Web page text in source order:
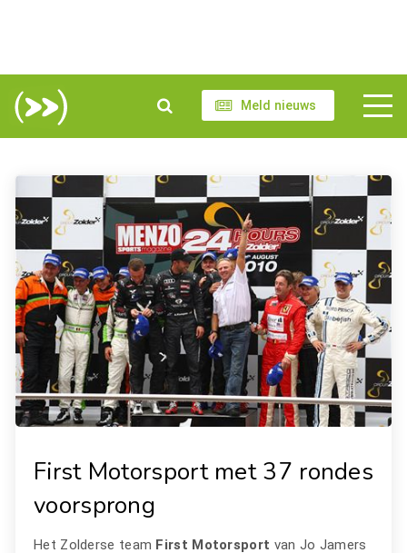
Meld nieuws
First Motorsport met 37 rondes
voorsprong
Het Zolderse team First Motorsport van Jo Jamers